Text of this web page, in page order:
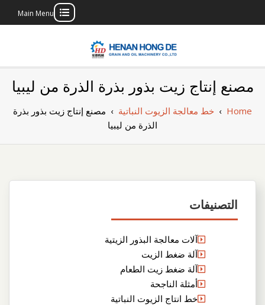
Main Menu
بناء مصنع إنتاج
الزيوت النباتية
الخاص بك
مصنع إنتاج زيت بذور بذرة الذرة من ليبيا
Home
› خط معالجة الزيوت النباتية › مصنع إنتاج زيت بذور بذرة
الذرة من ليبيا
التصنيفات
آلات معالجة البذور الزيتية
آلة ضغط الزيت
آلة ضغط زيت الطعام
أمثلة الناجحة
خط انتاج الزيوت النباتية